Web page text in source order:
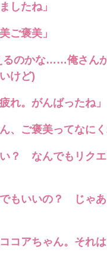
したね」
ご褒美」
るのかな……俺さん
けど)
れ。がんばったね」
、ご褒美ってなにく
？ なんでもリクエ
もいいの？ じゃ
コアちゃん。それ